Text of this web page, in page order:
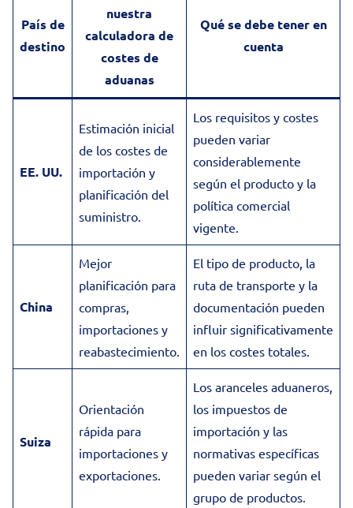
País de
destino
nuestra
calculadora de
costes de
aduanas
Qué se debe tener en
cuenta
EE. UU.
Estimación inicial
de los costes de
importación y
planificación del
suministro.
Los requisitos y costes
pueden variar
considerablemente
según el producto y la
política comercial
vigente.
China
Mejor
planificación para
compras,
importaciones y
reabastecimiento.
El tipo de producto, la
ruta de transporte y la
documentación pueden
influir significativamente
en los costes totales.
Suiza
Orientación
rápida para
importaciones y
exportaciones.
Los aranceles aduaneros,
los impuestos de
importación y las
normativas específicas
pueden variar según el
grupo de productos.